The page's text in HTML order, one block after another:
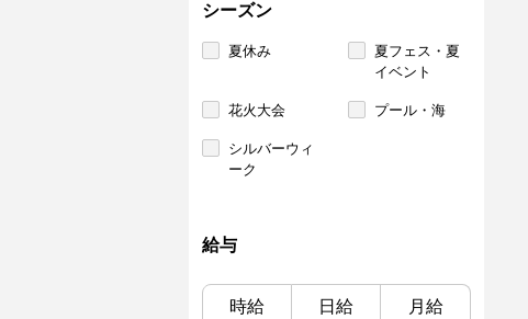
シーズン
夏休み
夏フェス・夏
イベント
花火大会 プール・海
シルバーウィ
ーク
給与
時給 日給 月給